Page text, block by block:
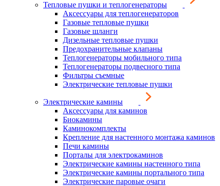
Тепловые пушки и теплогенераторы
Аксессуары для теплогенераторов
Газовые тепловые пушки
Газовые шланги
Дизельные тепловые пушки
Предохранительные клапаны
Теплогенераторы мобильного типа
Теплогенераторы подвесного типа
Фильтры съемные
Электрические тепловые пушки
Электрические камины
Аксессуары для каминов
Биокамины
Каминокомплекты
Крепление для настенного монтажа каминов
Печи камины
Порталы для электрокаминов
Электрические камины настенного типа
Электрические камины портального типа
Электрические паровые очаги